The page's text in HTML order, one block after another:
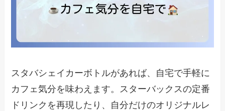
スタバシェイカーボトルがあれば、自宅で手軽に
カフェ気分を味わえます。スターバックスの定番
ドリンクを再現したり、自分だけのオリジナルレ